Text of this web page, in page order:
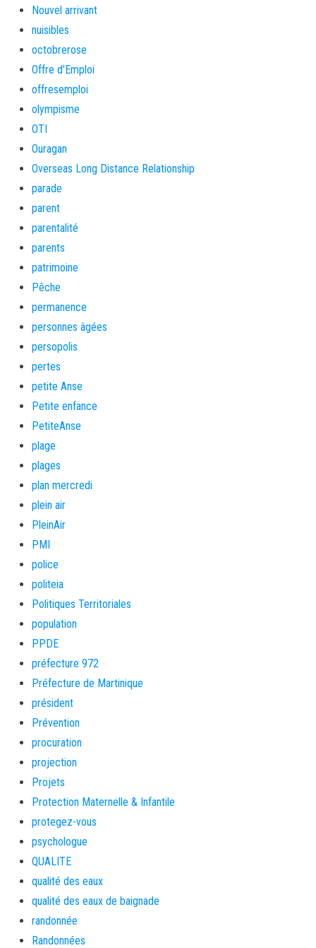
Nouvel arrivant
nuisibles
octobrerose
Offre d'Emploi
offresemploi
olympisme
OTI
Ouragan
Overseas Long Distance Relationship
parade
parent
parentalité
parents
patrimoine
Pêche
permanence
personnes âgées
persopolis
pertes
petite Anse
Petite enfance
PetiteAnse
plage
plages
plan mercredi
plein air
PleinAir
PMI
police
politeia
Politiques Territoriales
population
PPDE
préfecture 972
Préfecture de Martinique
président
Prévention
procuration
projection
Projets
Protection Maternelle & Infantile
protegez-vous
psychologue
QUALITE
qualité des eaux
qualité des eaux de baignade
randonnée
Randonnées